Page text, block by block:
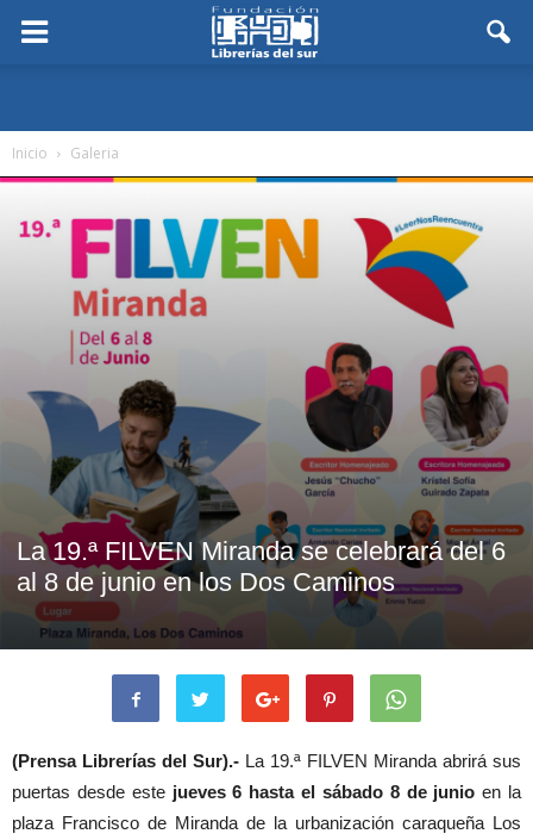
Inicio Galeria
La 19.ª FILVEN Miranda se celebrará del 6
al 8 de junio en los Dos Caminos
(Prensa Librerías del Sur).- La 19.ª FILVEN Miranda abrirá sus
puertas desde este jueves 6 hasta el sábado 8 de junio en la
plaza Francisco de Miranda de la urbanización caraqueña Los